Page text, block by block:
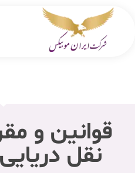
قوانین و
نقل